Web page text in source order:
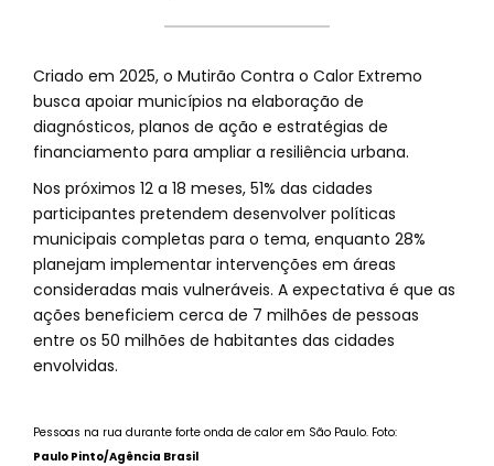
Criado em 2025, o Mutirão Contra o Calor Extremo
busca apoiar municípios na elaboração de
diagnósticos, planos de ação e estratégias de
financiamento para ampliar a resiliência urbana.
Nos próximos 12 a 18 meses, 51% das cidades
participantes pretendem desenvolver políticas
municipais completas para o tema, enquanto 28%
planejam implementar intervenções em áreas
consideradas mais vulneráveis. A expectativa é que as
ações beneficiem cerca de 7 milhões de pessoas
entre os 50 milhões de habitantes das cidades
envolvidas.
Pessoas na rua durante forte onda de calor em São Paulo. Foto:
Paulo Pinto/Agência Brasil